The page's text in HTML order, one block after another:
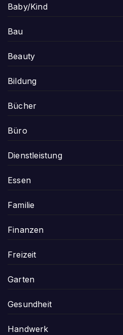
Baby/Kind
Bau
Beauty
Bildung
Bücher
Büro
Dienstleistung
Essen
Familie
Finanzen
Freizeit
Garten
Gesundheit
Handwerk